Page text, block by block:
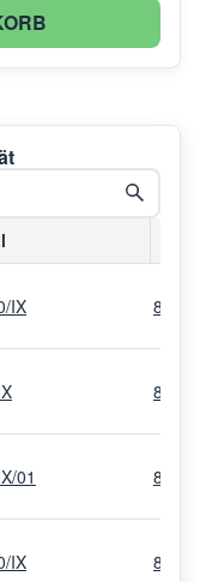
IX
01
IX